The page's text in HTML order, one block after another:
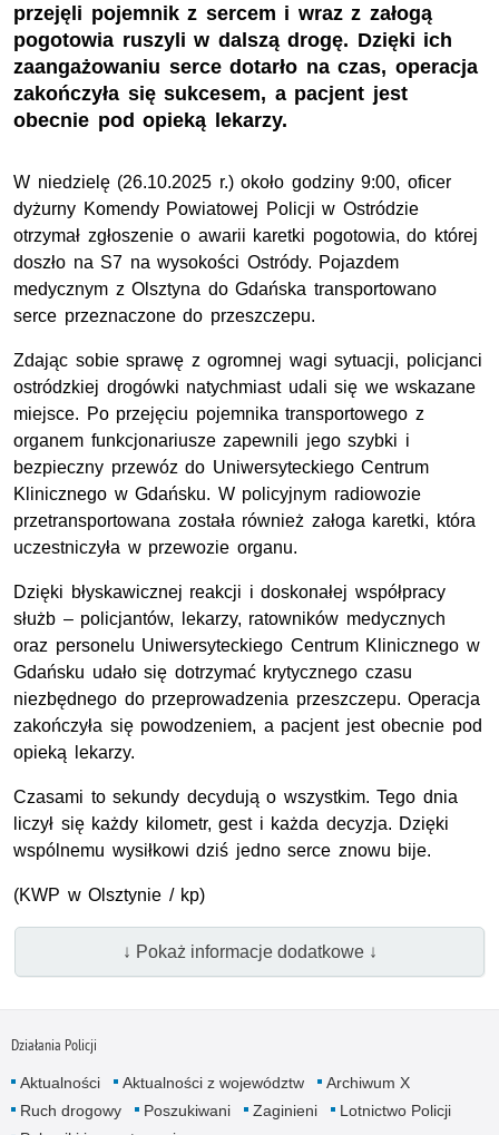
przejęli pojemnik z sercem i wraz z załogą
pogotowia ruszyli w dalszą drogę. Dzięki ich
zaangażowaniu serce dotarło na czas, operacja
zakończyła się sukcesem, a pacjent jest
obecnie pod opieką lekarzy.
W niedzielę (26.10.2025 r.) około godziny 9:00, oficer
dyżurny Komendy Powiatowej Policji w Ostródzie
otrzymał zgłoszenie o awarii karetki pogotowia, do której
doszło na S7 na wysokości Ostródy. Pojazdem
medycznym z Olsztyna do Gdańska transportowano
serce przeznaczone do przeszczepu.
Zdając sobie sprawę z ogromnej wagi sytuacji, policjanci
ostródzkiej drogówki natychmiast udali się we wskazane
miejsce. Po przejęciu pojemnika transportowego z
organem funkcjonariusze zapewnili jego szybki i
bezpieczny przewóz do Uniwersyteckiego Centrum
Klinicznego w Gdańsku. W policyjnym radiowozie
przetransportowana została również załoga karetki, która
uczestniczyła w przewozie organu.
Dzięki błyskawicznej reakcji i doskonałej współpracy
służb – policjantów, lekarzy, ratowników medycznych
oraz personelu Uniwersyteckiego Centrum Klinicznego w
Gdańsku udało się dotrzymać krytycznego czasu
niezbędnego do przeprowadzenia przeszczepu. Operacja
zakończyła się powodzeniem, a pacjent jest obecnie pod
opieką lekarzy.
Czasami to sekundy decydują o wszystkim. Tego dnia
liczył się każdy kilometr, gest i każda decyzja. Dzięki
wspólnemu wysiłkowi dziś jedno serce znowu bije.
(KWP w Olsztynie / kp)
↓ Pokaż informacje dodatkowe ↓
Działania Policji
Aktualności Aktualności z województw
Archiwum X
Ruch drogowy
Poszukiwani Zaginieni
Lotnictwo Policji